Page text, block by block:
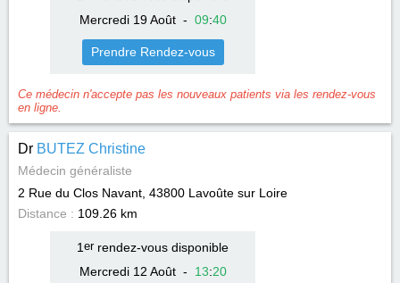
Mercredi 19 Août- 09:40
Prendre Rendez-vous
Ce médecin n'accepte pas les nouveaux patients via les rendez-vous
en ligne.
Dr BUTEZ Christine
Médecin généraliste
2 Rue du Clos Navant, 43800 Lavoûte sur Loire
Distance : 109.26 km
1 errendez-vous disponible
Mercredi 12 Août- 13:20